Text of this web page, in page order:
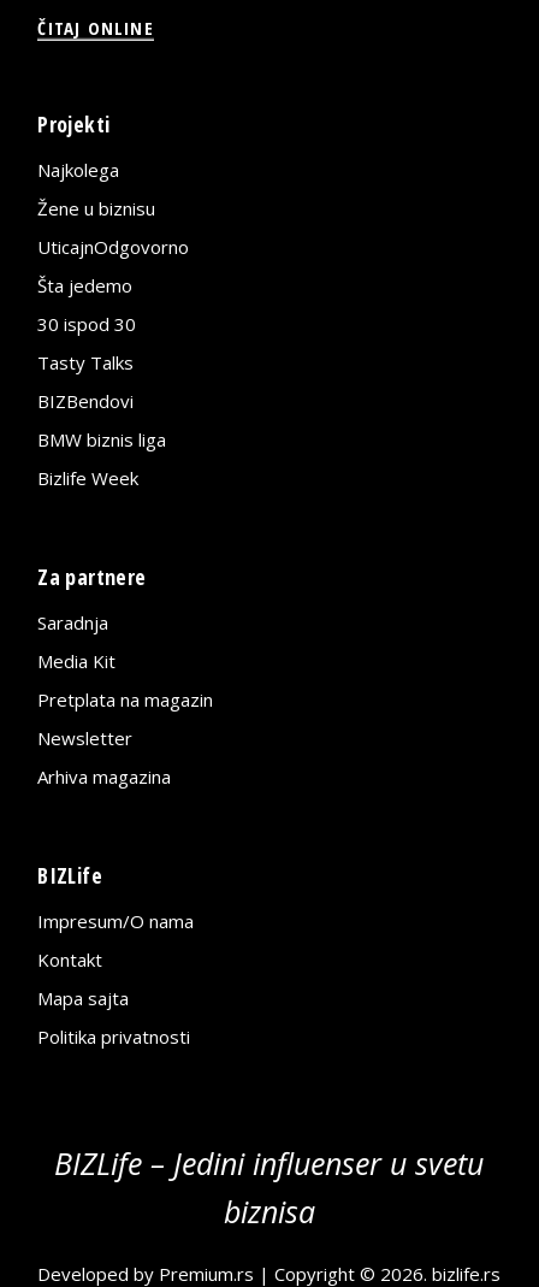
ČITAJ ONLINE
Projekti
Najkolega
Žene u biznisu
UticajnOdgovorno
Šta jedemo
30 ispod 30
Tasty Talks
BIZBendovi
BMW biznis liga
Bizlife Week
Za partnere
Saradnja
Media Kit
Pretplata na magazin
Newsletter
Arhiva magazina
BIZLife
Impresum/O nama
Kontakt
Mapa sajta
Politika privatnosti
BIZLife – Jedini influenser u svetu
biznisa
Developed by Premium.rs | Copyright © 2026.bizlife.rs